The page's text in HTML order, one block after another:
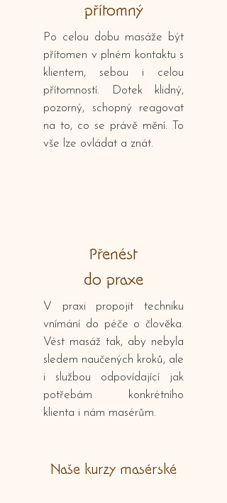
přítomný
Po celou dobu masáže být
přítomen v plném kontaktu s
klientem, sebou i celou
přítomností. Dotek klidný,
pozorný, schopný reagovat
na to, co se právě mění. To
vše lze ovládat a znát.
Přenést
do praxe
V praxi propojit techniku
vnímání do péče o člověka.
Vést masáž tak, aby nebyla
sledem naučených kroků, ale
i službou odpovídající jak
potřebám konkrétního
klienta i nám masérům.
Naše kurzy masérské